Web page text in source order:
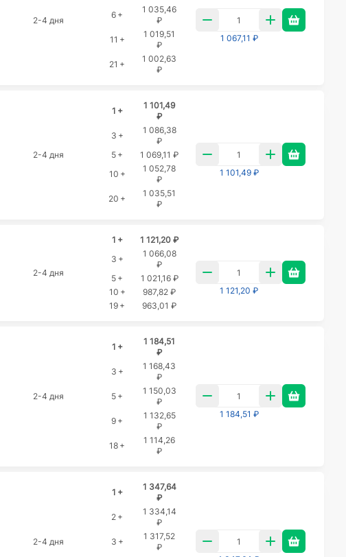
2-4 дня
6 +
1 035,46
₽
11 +
1 019,51
₽
21 +
1 002,63
₽
1 067,11 ₽
2-4 дня
1 +
1 101,49
₽
3 +
1 086,38
₽
5 +
1 069,11 ₽
10 +
1 052,78
₽
20 +
1 035,51
₽
1 101,49 ₽
2-4 дня
1 +
1 121,20 ₽
3 +
1 066,08
₽
5 +
1 021,16 ₽
10 +
987,82 ₽
19 +
963,01 ₽
1 121,20 ₽
2-4 дня
1 +
1 184,51
₽
3 +
1 168,43
₽
5 +
1 150,03
₽
9 +
1 132,65
₽
18 +
1 114,26
₽
1 184,51 ₽
2-4 дня
1 +
1 347,64
₽
2 +
1 334,14
₽
3 +
1 317,52
₽